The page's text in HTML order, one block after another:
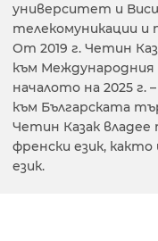
университет и
телекомуникации и
От 2019 г. Четин
към
началото на 2025
към Българската
Четин Казак владее
френски език, както
език.